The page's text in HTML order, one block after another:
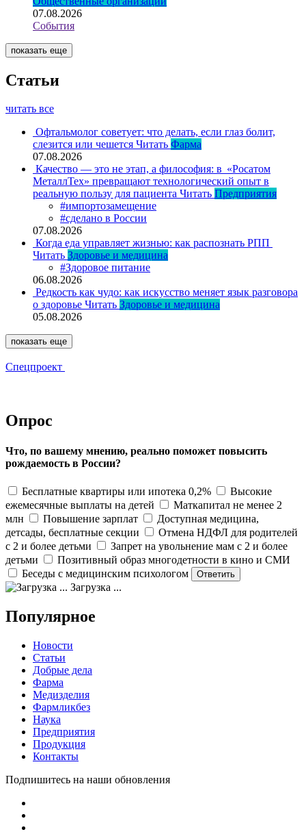
07.08.2026
События
показать еще
Статьи
читать все
Офтальмолог советует: что делать, если глаз болит,
слезится или чешется Читать Фарма
07.08.2026
Качество — это не этап, а философия: в «Росатом
МеталлТех» превращают технологический опыт в
реальную пользу для пациента Читать Предприятия
#импортозамещение
#сделано в России
07.08.2026
Когда еда управляет жизнью: как распознать РПП
Читать Здоровье и медицина
#Здоровое питание
06.08.2026
Редкость как чудо: как искусство меняет язык разговора
о здоровье Читать Здоровье и медицина
05.08.2026
показать еще
Спецпроект
Опрос
Что, по вашему мнению, реально поможет повысить
рождаемость в России?
Бесплатные квартиры или ипотека 0,2%
Высокие
ежемесячные выплаты на детей
Маткапитал не менее 2
млн
Повышение зарплат
Доступная медицина,
детсады, бесплатные секции
Отмена НДФЛ для родителей
с 2 и более детьми
Запрет на увольнение мам с 2 и более
детьми
Позитивный образ многодетности в кино и СМИ
Беседы с медицинским психологом
Загрузка ...
Популярное
Новости
Статьи
Добрые дела
Фарма
Медизделия
Фармликбез
Наука
Предприятия
Продукция
Контакты
Подпишитесь на наши обновления